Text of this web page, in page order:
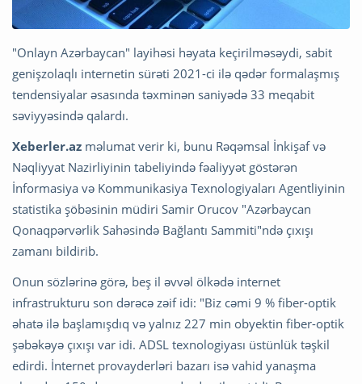
"Onlayn Azərbaycan" layihəsi həyata keçirilməsəydi, sabit
genişzolaqlı internetin sürəti 2021-ci ilə qədər formalaşmış
tendensiyalar əsasında təxminən saniyədə 33 meqabit
səviyyəsində qalardı.
Xeberler.az məlumat verir ki, bunu Rəqəmsal İnkişaf və
Nəqliyyat Nazirliyinin tabeliyində fəaliyyət göstərən
İnformasiya və Kommunikasiya Texnologiyaları Agentliyinin
statistika şöbəsinin müdiri Samir Orucov "Azərbaycan
Qonaqpərvərlik Sahəsində Bağlantı Sammiti"ndə çıxışı
zamanı bildirib.
Onun sözlərinə görə, beş il əvvəl ölkədə internet
infrastrukturu son dərəcə zəif idi: "Biz cəmi 9 % fiber-optik
əhatə ilə başlamışdıq və yalnız 227 min obyektin fiber-optik
şəbəkəyə çıxışı var idi. ADSL texnologiyası üstünlük təşkil
edirdi. İnternet provayderləri bazarı isə vahid yanaşma